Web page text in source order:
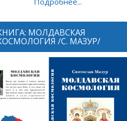
МОЛДАВСКАЯ
/С. МАЗУР/